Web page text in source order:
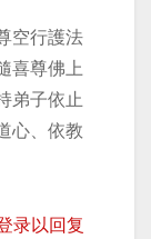
空行護法
喜尊佛上
弟子依止
心、依教
录以回复